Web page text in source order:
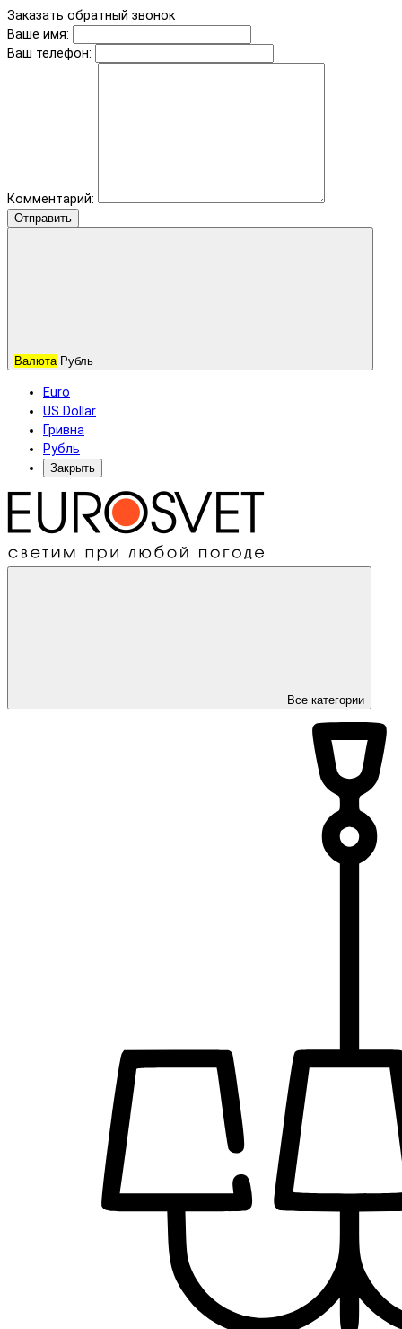
Заказать обратный звонок
Ваше имя:
Ваш телефон:
Комментарий:
Отправить
Валюта Рубль
Euro
US Dollar
Гривна
Рубль
Закрыть
Все категории